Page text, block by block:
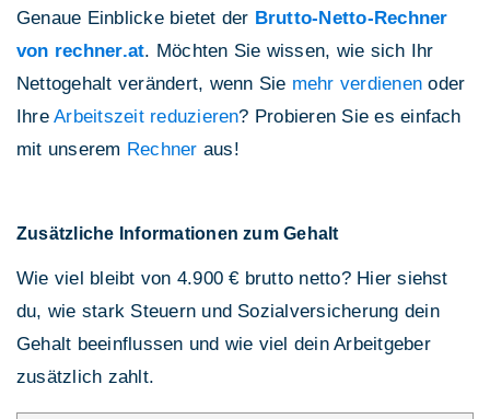
Genaue Einblicke bietet der Brutto-Netto-Rechner
von rechner.at. Möchten Sie wissen, wie sich Ihr
Nettogehalt verändert, wenn Sie mehr verdienen oder
IhreArbeitszeit reduzieren? Probieren Sie es einfach
mit unserem Rechner aus!
Zusätzliche Informationen zum Gehalt
Wie viel bleibt von 4.900 € brutto netto? Hier siehst
du, wie stark Steuern und Sozialversicherung dein
Gehalt beeinflussen und wie viel dein Arbeitgeber
zusätzlich zahlt.